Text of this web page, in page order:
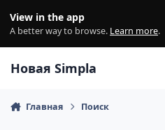
View in the app
A better way to browse. Learn more.
Новая Simpla
Главная Поиск